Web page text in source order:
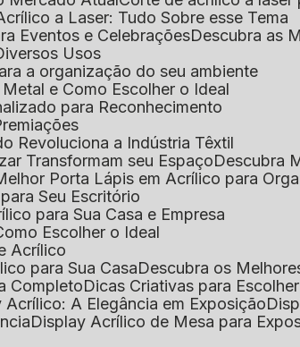
a Laser: Tudo Sobre esse Tema
Eventos e Celebrações
Descubra as
Usos
a organização do seu ambiente
e Como Escolher o Ideal
para Reconhecimento
Revoluciona a Indústria Têxtil
Transformam seu Espaço
Descubra
Porta Lápis em Acrílico para
Seu Escritório
para Sua Casa e Empresa
Escolher o Ideal
Acrílico
para Sua Casa
Descubra os
Completo
Dicas Criativas para
Acrílico: A Elegância em Exposição
Display Acrílico de Mesa para